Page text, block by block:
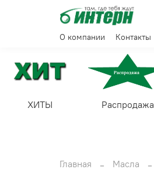
О компании Контакты
ХИТЫ Распродажа
Главная
Масла